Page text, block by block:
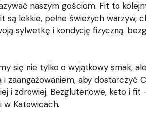
naszym gościom. Fit to
są lekkie, pełne świeżych warzyw,
sylwetkę i kondycję fizyczną.
się nie tylko o wyjątkowy smak,
i zaangażowaniem, aby
i zdrowiej. Bezglutenowe, keto i
w Katowicach.